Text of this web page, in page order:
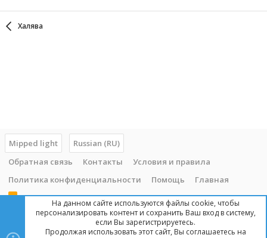
Халява
Mipped light
Russian (RU)
Обратная связь
Контакты
Условия и правила
Политика конфиденциальности
Помощь Главная
R
Copyright © 2014 - 2025, mipped.com. Все права защищены. При
На данном сайте используются файлы cookie, чтобы
персонализировать контент и сохранить Ваш вход в систему,
если Вы зарегистрируетесь.
Продолжая использовать этот сайт, Вы соглашаетесь на